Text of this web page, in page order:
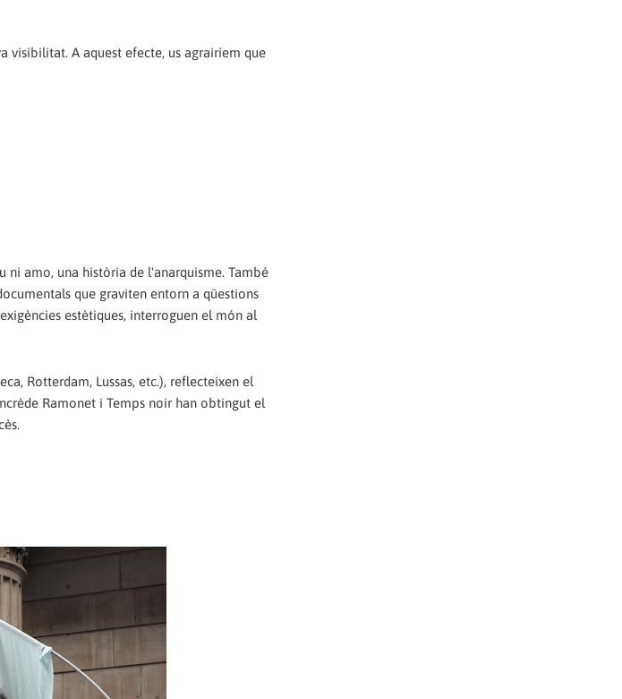
visibilitat. A aquest efecte, us agrairíem que
ni amo, una història de l'anarquisme. També
que graviten entorn a qüestions
estètiques, interroguen el món al
Rotterdam, Lussas, etc.), reflecteixen el
Ramonet i Temps noir han obtingut el